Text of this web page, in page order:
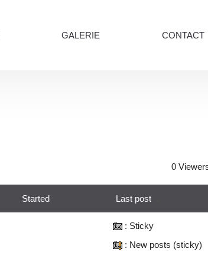
GALERIE CONTACT
0
Started Last post
: Sticky
: New posts (sticky)